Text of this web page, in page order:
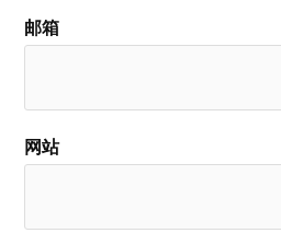
邮箱
网站